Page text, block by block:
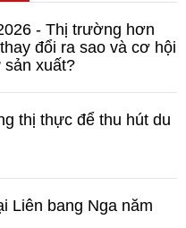
- Thị trường hơn
đổi ra sao và cơ hội
sản xuất?
thị thực để thu hút du
Liên bang Nga năm